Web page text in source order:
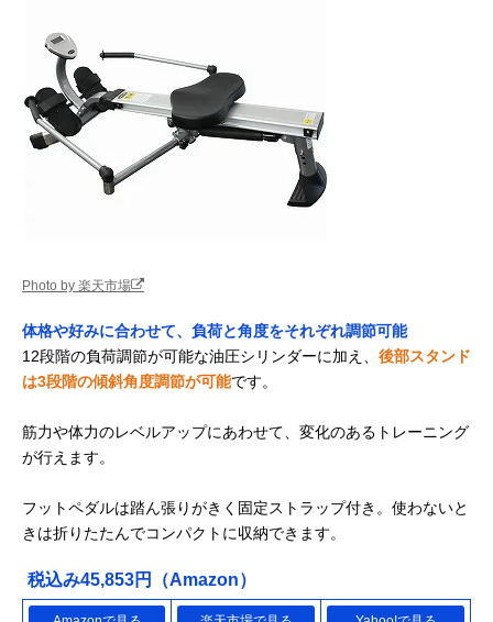
Photo by 楽天市場
体格や好みに合わせて、負荷と角度をそれぞれ調節可能
12段階の負荷調節が可能な油圧シリンダーに加え、 後部スタンド
は3段階の傾斜角度調節が可能です。
筋力や体力のレベルアップにあわせて、変化のあるトレーニング
が行えます。
フットペダルは踏ん張りがきく固定ストラップ付き。使わないと
きは折りたたんでコンパクトに収納できます。
税込み45,853円（Amazon）